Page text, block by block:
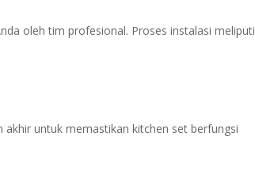
oleh tim profesional. Proses instalasi meliputi
akhir untuk memastikan kitchen set berfungsi